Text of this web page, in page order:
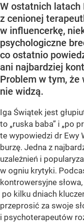
W ostatnich latach
z cenionej
w influencerkę,
psychologiczne
co ostatnio
ani najbardziej
Problem w tym, że
nie widzą.
Iga Świątek jest
to „ruska baba” i „po
te wypowiedzi dr Ewy
burzę. Jedna z
uzależnień i
w ogniu krytyki.
kontrowersyjne
po kilku dniach
przeprosić za swoje
i psychoterapeutów